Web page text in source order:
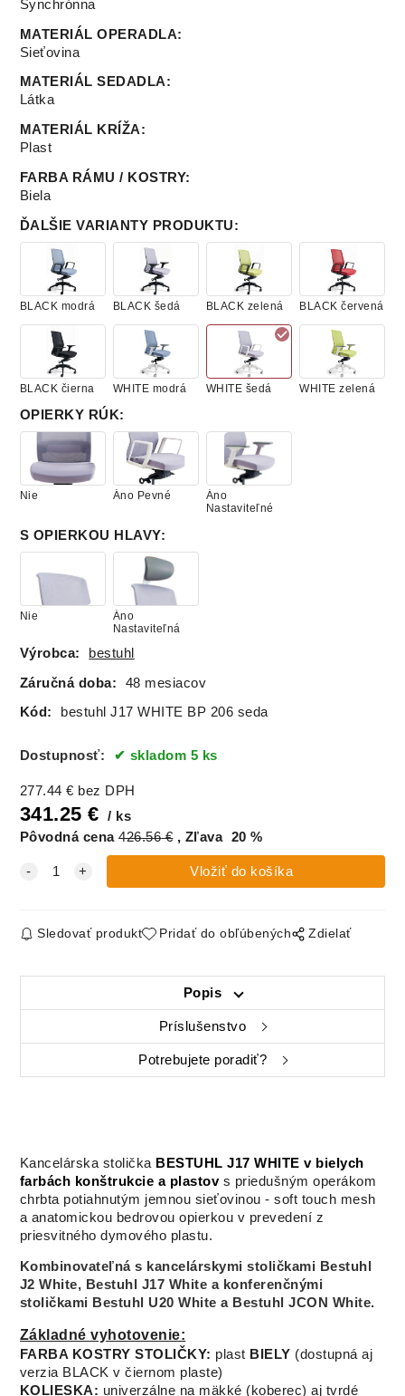
Synchrónna
MATERIÁL OPERADLA:
Sieťovina
MATERIÁL SEDADLA:
Látka
MATERIÁL KRÍŽA:
Plast
FARBA RÁMU / KOSTRY:
Biela
ĎALŠIE VARIANTY PRODUKTU:
BLACK modrá BLACK šedá BLACK zelená BLACK červená
BLACK čierna WHITE modrá WHITE šedá WHITE zelená
OPIERKY RÚK:
Nie Áno Pevné
Áno
Nastaviteľné
S OPIERKOU HLAVY:
Nie
Áno
Nastaviteľná
Výrobca: bestuhl
Záručná doba: 48 mesiacov
Kód: bestuhl J17 WHITE BP 206 seda
Dostupnosť: skladom 5 ks
277.44 € bez DPH
341.25 €
ks
Pôvodná cena 426.56€ Zľava 20 %
Sledovať produkt Pridať do obľúbených Zdielať
Popis
Príslušenstvo
Potrebujete poradiť?
Kancelárska stolička BESTUHL J17 WHITE v bielych
farbách konštrukcie a plastovs priedušným operákom
chrbta potiahnutým jemnou sieťovinou - soft touch mesh
a anatomickou bedrovou opierkou v prevedení z
priesvitného dymového plastu.
Kombinovateľná s kancelárskymi stoličkami Bestuhl
J2 White, Bestuhl J17 White a konferenčnými
stoličkami Bestuhl U20 White a Bestuhl JCON White.
Základné vyhotovenie:
FARBA KOSTRY STOLIČKY: plast BIELY (dostupná aj
verzia BLACK v čiernom plaste)
KOLIESKA: univerzálne na mäkké (koberec) aj tvrdé